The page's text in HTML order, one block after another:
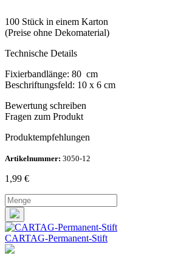
100 Stück in einem Karton
(Preise ohne Dekomaterial)
Technische Details
Fixierbandlänge: 80 cm
Beschriftungsfeld: 10 x 6 cm
Bewertung schreiben
Fragen zum Produkt
Produktempfehlungen
Artikelnummer: 3050-12
1,99 €
CARTAG-Permanent-Stift